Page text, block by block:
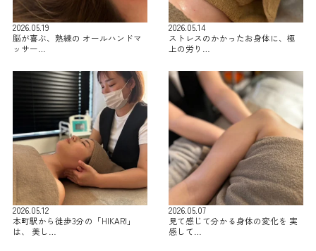
2026.05.19
脳が喜ぶ、熟練の オールハンドマ
ッサー…
2026.05.14
ストレスのかかったお身体に、極
上の労り…
2026.05.12
本町駅から徒歩3分の「HIKARI」
は、 美し…
2026.05.07
見て感じて分かる身体の変化を 実
感して…